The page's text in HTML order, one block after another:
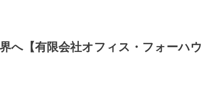
へ【有限会社オフィス・フォーハウ